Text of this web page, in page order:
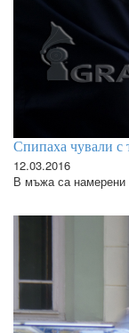
Спипаха чували с
12.03.2016
В мъжа са